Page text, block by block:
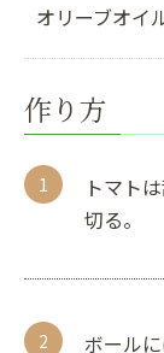
オリーブオイ
作り方
トマト
切る。
ボール